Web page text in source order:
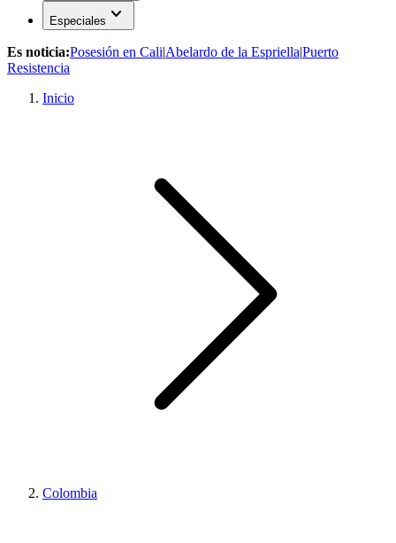
Especiales expand_more
Es noticia:Posesión en Cali|Abelardo de la Espriella|Puerto
Resistencia
Inicio
Colombia